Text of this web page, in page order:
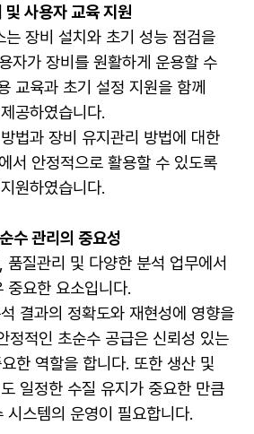
및 사용자 교육 지원
는 장비 설치와 초기 성능 점검을
자가 장비를 원활하게 운용할 수
교육과 초기 설정 지원을 함께
제공하였습니다.
법과 장비 유지관리 방법에 대한
서 안정적으로 활용할 수 있도록
지원하였습니다.
수 관리의 중요성
품질관리 및 다양한 분석 업무에서
중요한 요소입니다.
결과의 정확도와 재현성에 영향을
정적인 초순수 공급은 신뢰성 있는
한 역할을 합니다. 또한 생산 및
일정한 수질 유지가 중요한 만큼
시스템의 운영이 필요합니다.